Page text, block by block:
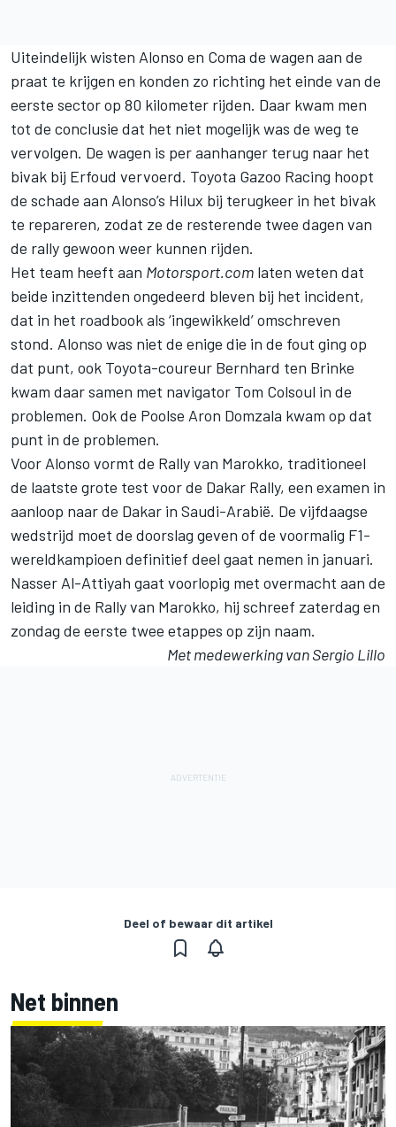
Uiteindelijk wisten Alonso en Coma de wagen aan de
praat te krijgen en konden zo richting het einde van de
eerste sector op 80 kilometer rijden. Daar kwam men
tot de conclusie dat het niet mogelijk was de weg te
vervolgen. De wagen is per aanhanger terug naar het
bivak bij Erfoud vervoerd. Toyota Gazoo Racing hoopt
de schade aan Alonso’s Hilux bij terugkeer in het bivak
te repareren, zodat ze de resterende twee dagen van
de rally gewoon weer kunnen rijden.
Het team heeft aan Motorsport.com laten weten dat
beide inzittenden ongedeerd bleven bij het incident,
dat in het roadbook als ‘ingewikkeld’ omschreven
stond. Alonso was niet de enige die in de fout ging op
dat punt, ook Toyota-coureur Bernhard ten Brinke
kwam daar samen met navigator Tom Colsoul in de
problemen. Ook de Poolse Aron Domzala kwam op dat
punt in de problemen.
Voor Alonso vormt de Rally van Marokko, traditioneel
de laatste grote test voor de Dakar Rally, een examen in
aanloop naar de Dakar in Saudi-Arabië. De vijfdaagse
wedstrijd moet de doorslag geven of de voormalig F1-
wereldkampioen definitief deel gaat nemen in januari.
Nasser Al-Attiyah gaat voorlopig met overmacht aan de
leiding in de Rally van Marokko, hij schreef zaterdag en
zondag de eerste twee etappes op zijn naam.
Met medewerking van Sergio Lillo
Deel of bewaar dit artikel
Net binnen